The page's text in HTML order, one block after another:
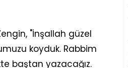
"İnşallah güzel
koyduk. Rabbim
baştan yazacağız.